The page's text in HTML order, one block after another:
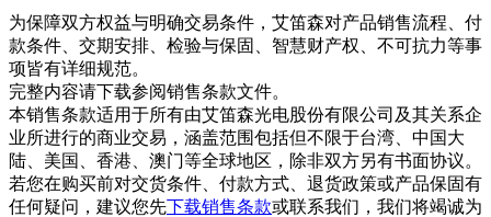
为保障双方权益与明确交易条件，艾笛森对产品销售流程、付
款条件、交期安排、检验与保固、智慧财产权、不可抗力等事
项皆有详细规范。
完整内容请下载参阅销售条款文件。
本销售条款适用于所有由艾笛森光电股份有限公司及其关系企
业所进行的商业交易，涵盖范围包括但不限于台湾、中国大
陆、美国、香港、澳门等全球地区，除非双方另有书面协议。
若您在购买前对交货条件、付款方式、退货政策或产品保固有
任何疑问，建议您先下载销售条款或联系我们，我们将竭诚为